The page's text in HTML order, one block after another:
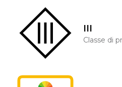
III
Classe di